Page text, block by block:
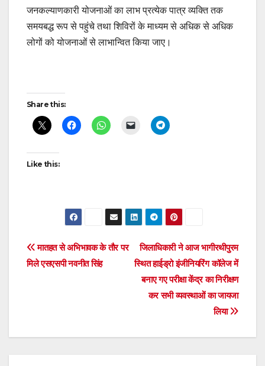
जनकल्याणकारी योजनाओं का लाभ प्रत्येक पात्र व्यक्ति तक
समयबद्ध रूप से पहुंचे तथा शिविरों के माध्यम से अधिक से अधिक
लोगों को योजनाओं से लाभान्वित किया जाए।
Post
navigation
Share this:
Like this:
Post
navigation
जिलाधिकारी ने आज भागीरथीपुरम
स्थित हाईड्रो इंजीनियरिंग कॉलेज में
बनाए गए परीक्षा केंद्र का निरीक्षण
कर सभी व्यवस्थाओं का जायजा
लिया
मातहत से अभिभावक के तौर पर
मिले एसएसपी नवनीत सिंह